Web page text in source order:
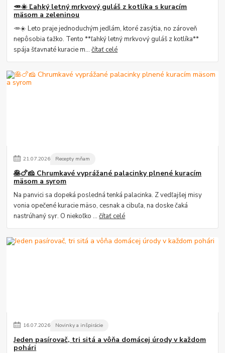
🥕☀️ Ľahký letný mrkvový guláš z kotlíka s kuracím
mäsom a zeleninou
🥕☀️ Leto praje jednoduchým jedlám, ktoré zasýtia, no zároveň
nepôsobia ťažko. Tento **ľahký letný mrkvový guláš z kotlíka**
spája šťavnaté kuracie m...čítať celé
21.07.2026 Recepty mňam
🥞🍗🧀 Chrumkavé vyprážané palacinky plnené kuracím
mäsom a syrom
Na panvici sa dopeká posledná tenká palacinka. Z vedľajšej misy
vonia opečené kuracie mäso, cesnak a cibuľa, na doske čaká
nastrúhaný syr. O niekoľko ...čítať celé
16.07.2026 Novinky a inšpirácie
Jeden pasírovač, tri sitá a vôňa domácej úrody v každom
pohári